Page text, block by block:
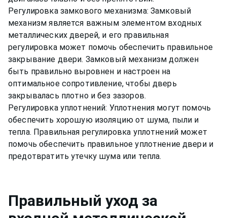
Регулировка замкового механизма: Замковый
механизм является важным элементом входных
металлических дверей, и его правильная
регулировка может помочь обеспечить правильное
закрывание двери. Замковый механизм должен
быть правильно выровнен и настроен на
оптимальное сопротивление, чтобы дверь
закрывалась плотно и без зазоров.
Регулировка уплотнений: Уплотнения могут помочь
обеспечить хорошую изоляцию от шума, пыли и
тепла. Правильная регулировка уплотнений может
помочь обеспечить правильное уплотнение двери и
предотвратить утечку шума или тепла.
Правильный уход за